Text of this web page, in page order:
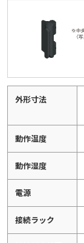
外形寸法
動作温度
動作湿度
電源
接続ラック